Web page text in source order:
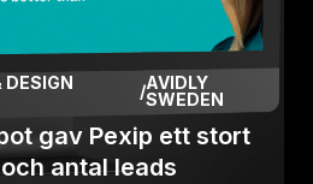
DESIGN
/AVIDLY
SWEDEN
gav Pexip ett stort
antal leads